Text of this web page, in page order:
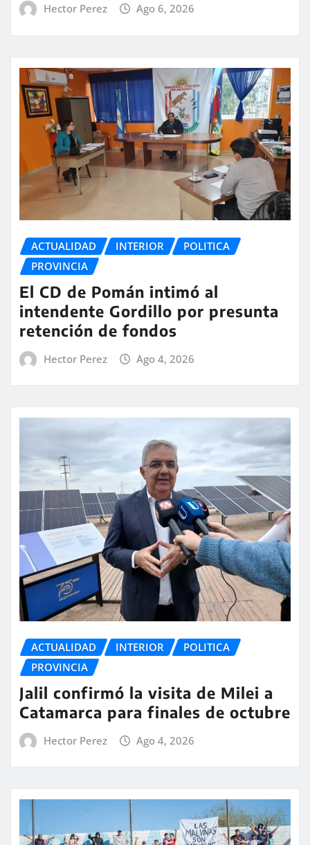
Hector Perez Ago 6, 2026
ACTUALIDAD INTERIOR
POLITICA
PROVINCIA
El CD de Pomán intimó al
intendente Gordillo por presunta
retención de fondos
Hector Perez Ago 4, 2026
ACTUALIDAD INTERIOR
POLITICA
PROVINCIA
Jalil confirmó la visita de Milei a
Catamarca para finales de octubre
Hector Perez Ago 4, 2026